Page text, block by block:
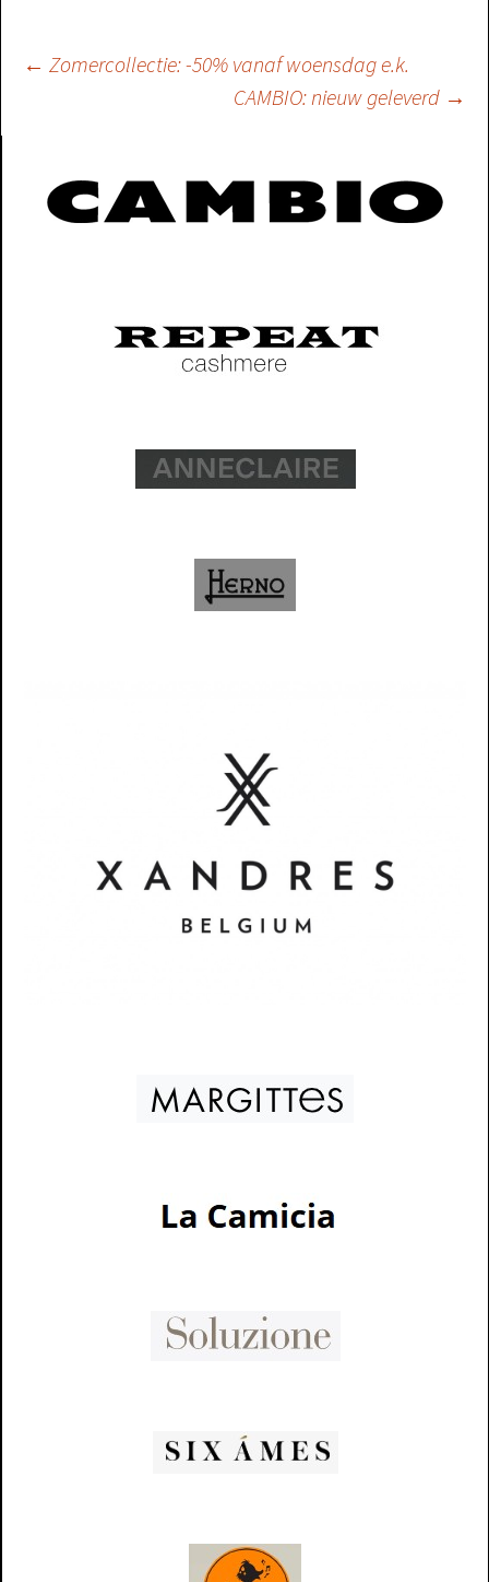
Berichtnavigatie
← Zomercollectie: -50% vanaf woensdag e.k.
CAMBIO: nieuw geleverd →